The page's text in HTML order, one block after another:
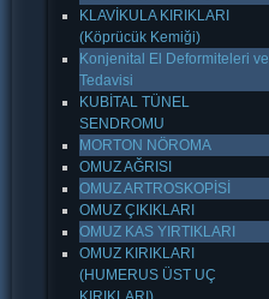
KLAVİKULA KIRIKLARI
(Köprücük Kemiği)
Konjenital El Deformiteleri ve
Tedavisi
KUBİTAL TÜNEL
SENDROMU
MORTON NÖROMA
OMUZ AĞRISI
OMUZ ARTROSKOPİSİ
OMUZ ÇIKIKLARI
OMUZ KAS YIRTIKLARI
OMUZ KIRIKLARI
(HUMERUS ÜST UÇ